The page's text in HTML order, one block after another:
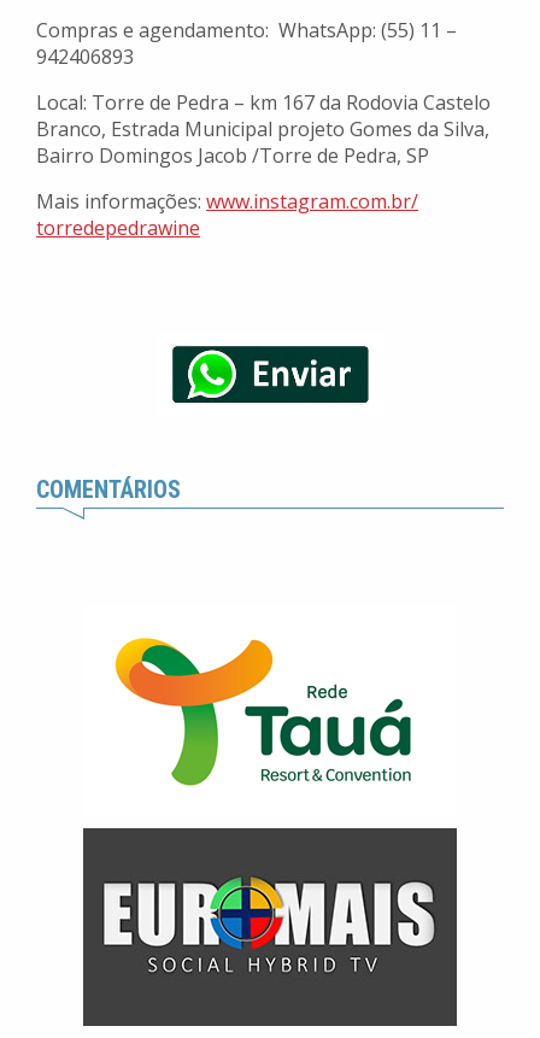
Compras e agendamento: WhatsApp: (55) 11 –
942406893
Local: Torre de Pedra – km 167 da Rodovia Castelo
Branco, Estrada Municipal projeto Gomes da Silva,
Bairro Domingos Jacob /Torre de Pedra, SP
Mais informações: www.instagram.com.br/
torredepedrawine
COMENTÁRIOS